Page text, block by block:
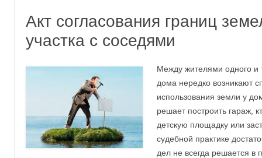
Акт согласования границ
участка с соседями
Между жителями одного и
дома нередко возникают
использования земли у
решает построить гараж,
детскую площадку или
судебной практике
дел не всегда решается в